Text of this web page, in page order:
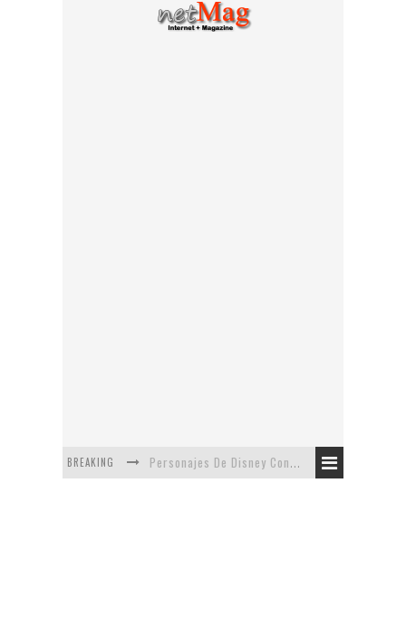
BREAKING Personajes De Disney Con Vestuarios Contemporáneos